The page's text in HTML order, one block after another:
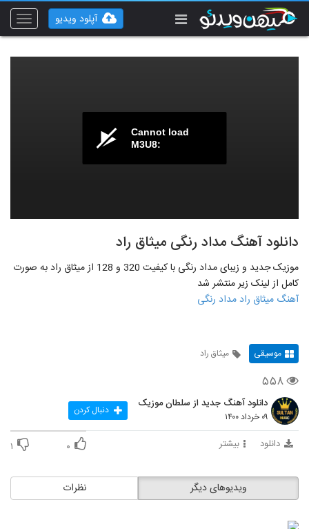
Toggle
آپلود ویدیو
Cannot load
M3U8:
دانلود آهنگ مداد رنگی میثاق راد
موزیک جدید و زیبای مداد رنگی با کیفیت 320 و 128 از میثاق راد به صورت
کامل از لینک زیر منتشر شد
آهنگ میثاق راد مداد رنگی
موسیقی میثاق راد
۵۵۸
دانلود آهنگ جدید از سلطان موزیک
۰۹ خرداد ۱۴۰۰ دنبال کردن
دانلود بیشتر ۰ ۱
نظرات ویدیوهای دیگر